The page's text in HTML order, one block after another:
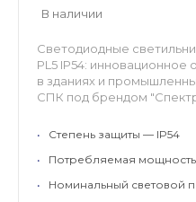
В наличии
Светодиодные
PL5 IP54:
в зданиях и
СПК под брендом
•
Степень защиты — IP54
•
Потребляемая
•
Номинальный световой